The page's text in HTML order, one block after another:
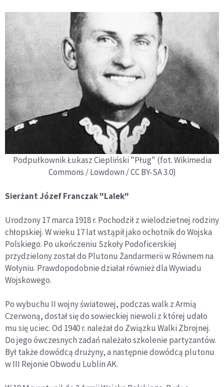
Podpułkownik Łukasz Ciepliński "Pług" (fot. Wikimedia
Commons / Lowdown / CC BY-SA 3.0)
Sierżant Józef Franczak "Lalek"
Urodzony 17 marca 1918 r. Pochodził z wielodzietnej rodziny
chłopskiej. W wieku 17 lat wstąpił jako ochotnik do Wojska
Polskiego. Po ukończeniu Szkoły Podoficerskiej
przydzielony został do Plutonu Żandarmerii w Równem na
Wołyniu. Prawdopodobnie działał również dla Wywiadu
Wojskowego.
Po wybuchu II wojny światowej, podczas walk z Armią
Czerwoną, dostał się do sowieckiej niewoli z której udało
mu się uciec. Od 1940 r. należał do Związku Walki Zbrojnej.
Do jego ówczesnych zadań należało szkolenie partyzantów.
Był także dowódcą drużyny, a następnie dowódcą plutonu
w III Rejonie Obwodu Lublin AK.